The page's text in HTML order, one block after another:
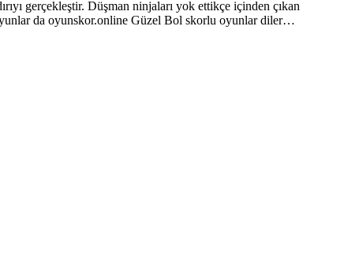
gerçekleştir. Düşman ninjaları yok ettikçe içinden çıkan
da oyunskor.online Güzel Bol skorlu oyunlar diler…